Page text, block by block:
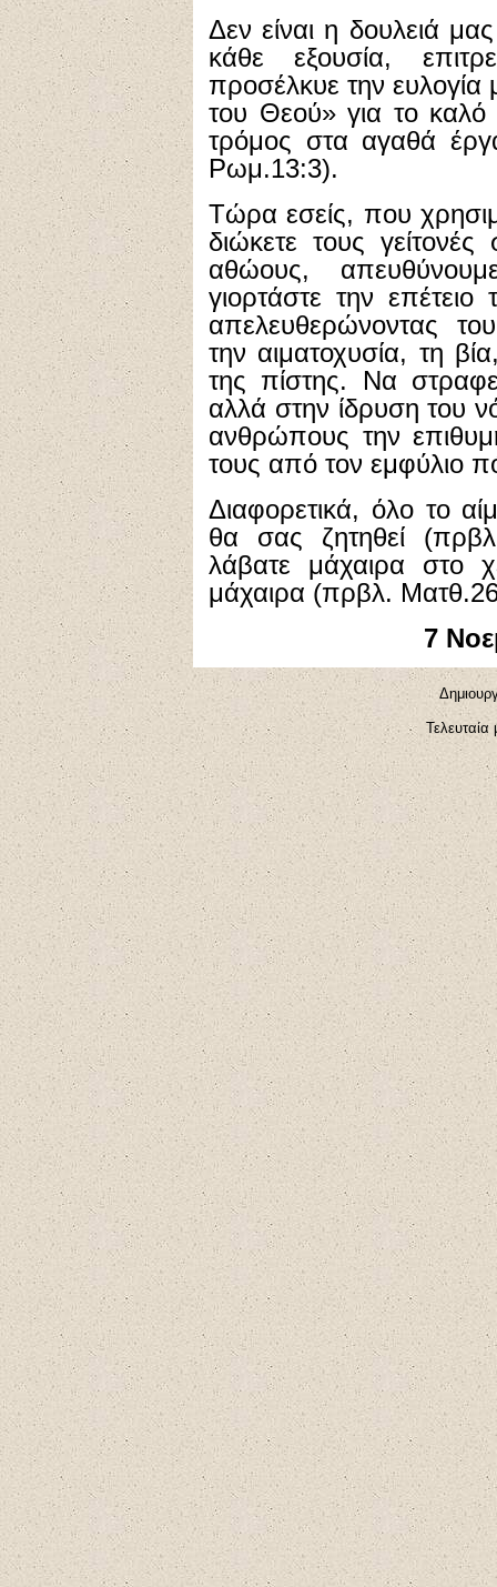
Δεν είναι η δουλειά
κάθε εξουσία,
προσέλκυε την
του Θεού» για το
τρόμος στα αγαθά
Ρωμ.13:3).
Τώρα εσείς, που
διώκετε τους
αθώους,
γιορτάστε την
απελευθερώνοντας
την αιματοχυσία, τη
της πίστης. Να
αλλά στην ίδρυση του
ανθρώπους την
τους από τον εμφύλιο
Διαφορετικά, όλο το
θα σας ζητηθεί
λάβατε μάχαιρα στο
μάχαιρα (πρβλ.
7